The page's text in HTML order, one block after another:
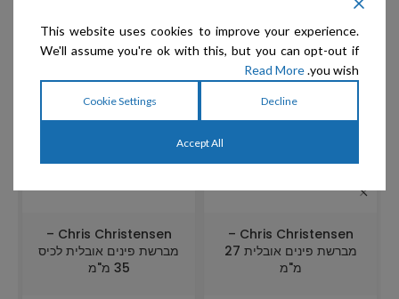
מוצרים קשורים
Chris Christensen –
מברשת פינים אובלית 27
מ"מ
Chris Christensen –
מברשת פינים אובלית לכיס
35 מ"מ
This website uses cookies to improve your experience.
We'll assume you're ok with this, but you can opt-out if
you wish.
Read More
Decline
Cookie Settings
Accept All